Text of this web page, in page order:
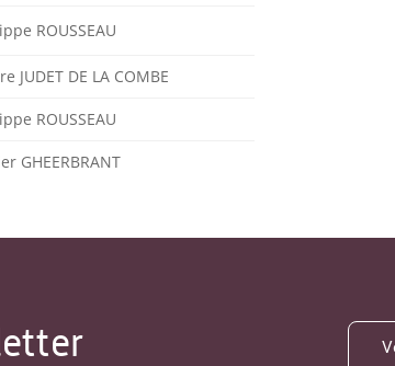
ROUSSEAU
JUDET DE LA COMBE
ROUSSEAU
GHEERBRANT